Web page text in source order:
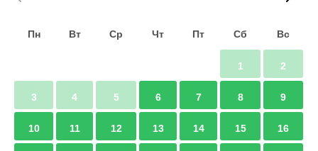
Пн Вт Ср Чт Пт Сб Вс
1 2
3 4 5 6 7 8 9
10 11 12 13 14 15 16